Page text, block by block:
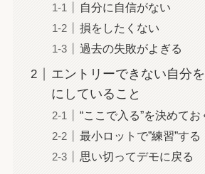
自分に自信がない
損をしたくない
過去の失敗がよぎる
エントリーできない自分
にしていること
“ここで入る”を決めてお
最小ロットで”練習”する
思い切ってデモに戻る